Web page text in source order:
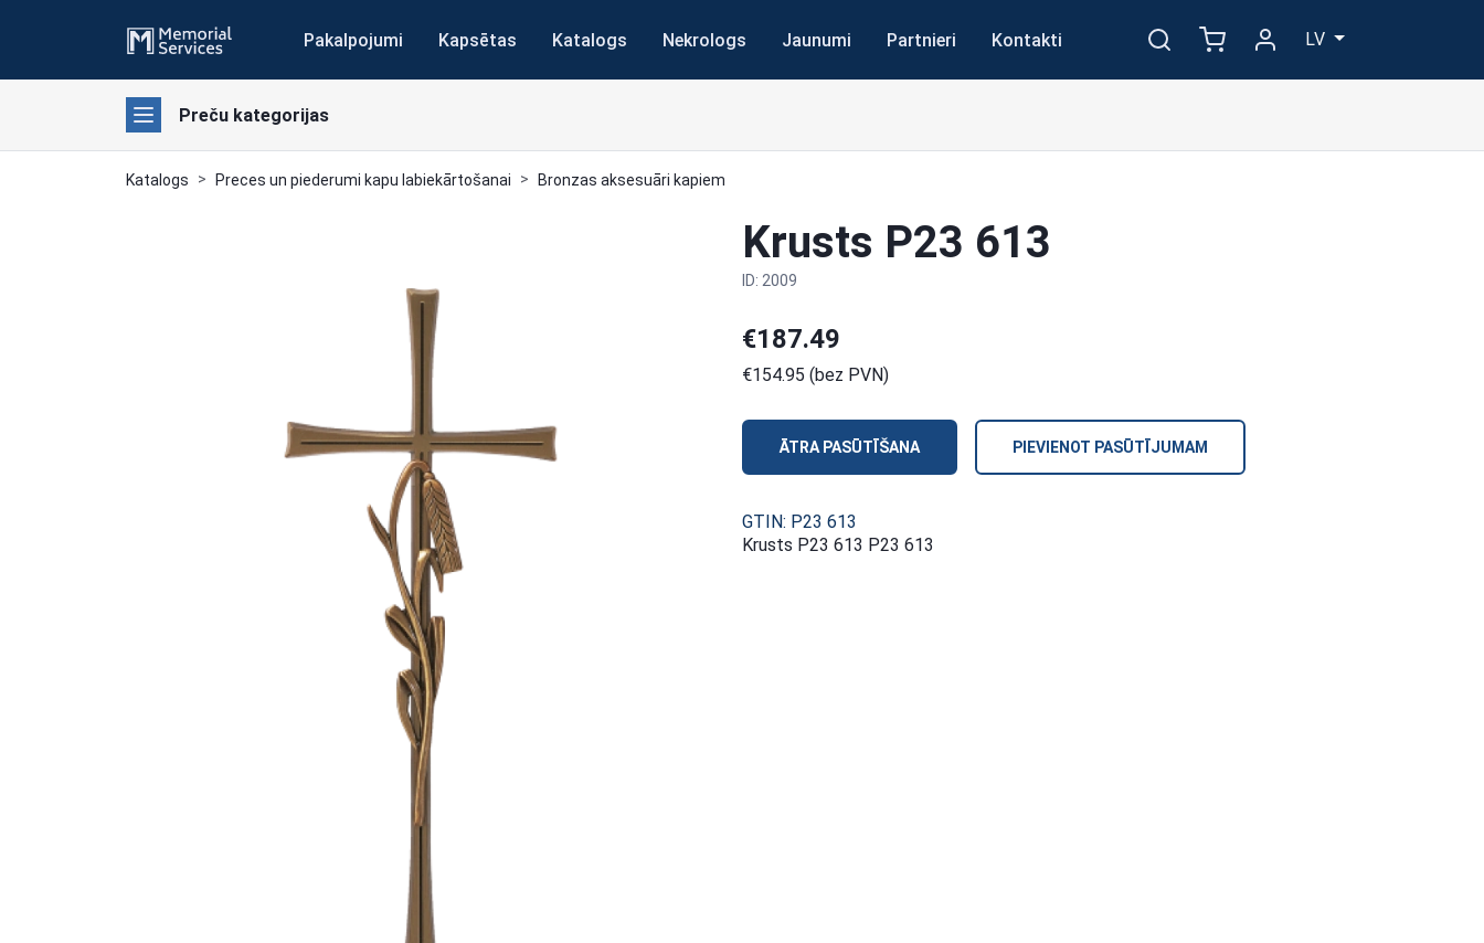
Pakalpojumi Kapsētas Katalogs Nekrologs Jaunumi Partnieri Kontakti LV
Preču kategorijas
Katalogs Preces un piederumi kapu labiekārtošanai Bronzas aksesuāri kapiem
Krusts P23 613
ID: 2009
€187.49
€154.95 (bez PVN)
ĀTRA PASŪTĪŠANA PIEVIENOT PASŪTĪJUMAM
GTIN: P23 613
Krusts P23 613 P23 613